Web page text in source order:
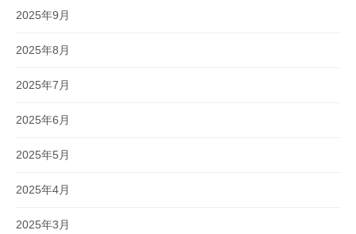
2025年9月
2025年8月
2025年7月
2025年6月
2025年5月
2025年4月
2025年3月